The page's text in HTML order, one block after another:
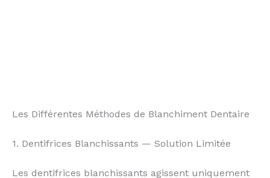
Les Différentes Méthodes de Blanchiment Dentaire
1. Dentifrices Blanchissants — Solution Limitée
Les dentifrices blanchissants agissent uniquement